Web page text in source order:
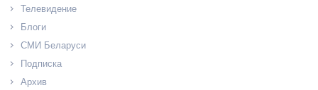
Телевидение
Блоги
СМИ Беларуси
Подписка
Архив